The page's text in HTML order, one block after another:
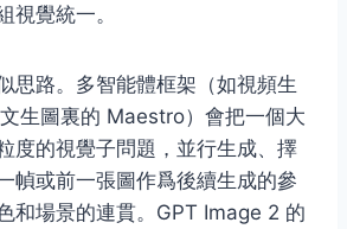
視覺統一。
思路。多智能體框架（如視頻生
生圖裏的 Maestro）會把一個大
度的視覺子問題，並行生成、擇
幀或前一張圖作爲後續生成的參
和場景的連貫。GPT Image 2 的